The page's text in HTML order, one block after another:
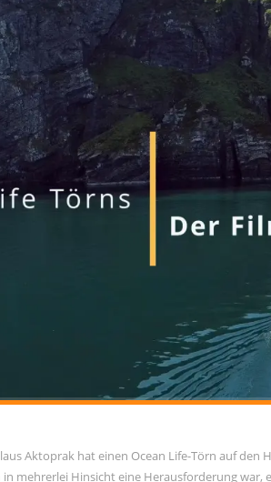
Aktoprak hat einen Ocean Life-Törn auf den
mehrerlei Hinsicht eine Herausforderung war,